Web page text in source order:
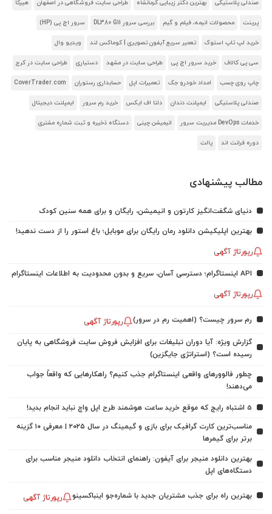
صندلی پلاستیکی بهترین دکتر زیبایی کرمانشاه طراحی سایت فروشگاهی در اصفهان هیرکا
پرینت محصولات انیمه، فیلم و گیم بررسی سرور DL380 G11 سرور اچ پی (HP)
خرید لپ تاپ استوک تعمیر سریع آیفون تصویری | کوماکس لند ویدیو وال
سی پی کالاف خرید سرور اچ پی طراحی سایت در مشهد دستیاری طراحی سایت در کرج
چاپ روی چسب امداد خودرو جک تعمیرات اپل حسابداری رستوران CoverTrader.com
صندلی پلاستیکی ایمپلنت دندان دلتا اف ایکس خرید رم سرور ایمپلنت دیجیتال
خدمات DevOps مدیریت سرور انیمیشن چینی دستگاه ذخیره و ثبت شماره مشتری
دوره فرانت اند پالت
مطالب پیشنهادی
دنیای شگفت‌انگیز کارتون و انیمیشن، رایگان و برای همه سنین کودک
بهترین اپلیکیشن دانلود رمان رایگان برای موبایل؛ باغ استور را از دست ندهید!
رپورتاژ آگهی
API اینستاگرام؛ دسترسی آسان، سریع و بدون محدودیت به اطلاعات اینستاگرام
رپورتاژ آگهی
رم سرور چیست؟ (اهمیت رم در سرور) رپورتاژ آگهی
گزارش ویژه: آیا دوران تبلیغات برای افزایش فروش سایت فروشگاهی به پایان
رسیده است؟ (استراتژی جایگزین)
چطور فالوورهای واقعی اینستاگرام جذب کنیم؟ راهکارهایی که واقعاً جواب
می‌دهند!
5 اشتباه رایج که موقع خرید ساعت هوشمند طرح اپل واچ نباید انجام بدید!
مناسب‌ترین کارت گرافیک برای بازی و گیمینگ در سال ۲۰۲۵ | معرفی ۱۰ گزینه
برتر برای گیمرها
بهترین دانلود منیجر برای آیفون: راهنمای انتخاب دانلود منیجر مناسب برای
دستگاه‌های اپل
بهترین راه برای جذب مشتریان جدید با شماره‌جو اینباکسینو رپورتاژ آگهی